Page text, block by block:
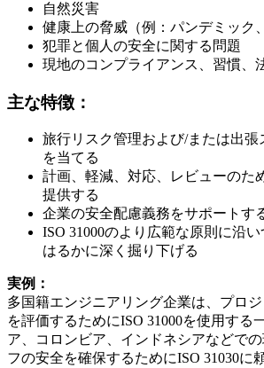
自然災害
健康上の脅威（例：パンデミック
犯罪と個人の安全に関する問題
現地のコンプライアンス、習慣、
主な特徴：
旅行リスク管理および/または出張
を当てる
計画、軽減、対応、レビューのた
提供する
企業の安全配慮義務をサポートす
ISO 31000のより広範な原則に沿
はるかに深く掘り下げる
実例：
多国籍エンジニアリング企業は、プロ
を評価するためにISO 31000を使用する
ア、コロンビア、インドネシアなどで
フの安全を確保するためにISO 31030に